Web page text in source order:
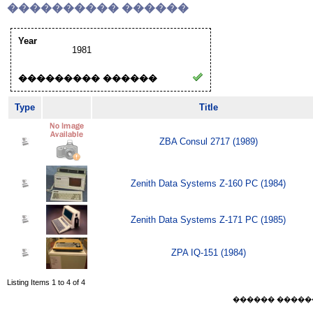
���������� ������
Year
1981
��������� ������
Type Title
ZBA Consul 2717 (1989)
Zenith Data Systems Z-160 PC (1984)
Zenith Data Systems Z-171 PC (1985)
ZPA IQ-151 (1984)
Listing Items 1 to 4 of 4
������ ������